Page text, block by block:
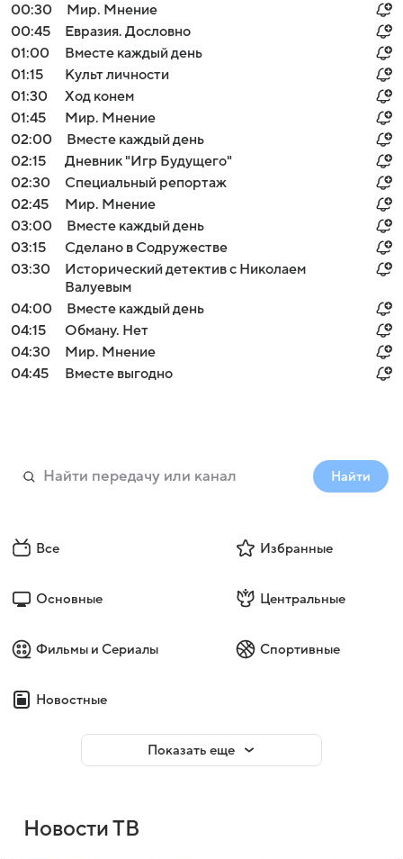
00:30
Мир. Мнение
00:45
Евразия. Дословно
01:00
Вместе каждый день
01:15
Культ личности
01:30
Ход конем
01:45
Мир. Мнение
02:00
Вместе каждый день
02:15
Дневник "Игр Будущего"
02:30
Специальный репортаж
02:45
Мир. Мнение
03:00
Вместе каждый день
03:15
Сделано в Содружестве
03:30
Исторический детектив с Николаем
Валуевым
04:00
Вместе каждый день
04:15
Обману. Нет
04:30
Мир. Мнение
04:45
Вместе выгодно
Найти
Все Избранные
Основные Центральные
Фильмы и Сериалы Спортивные
Новостные
Показать еще
Новости ТВ